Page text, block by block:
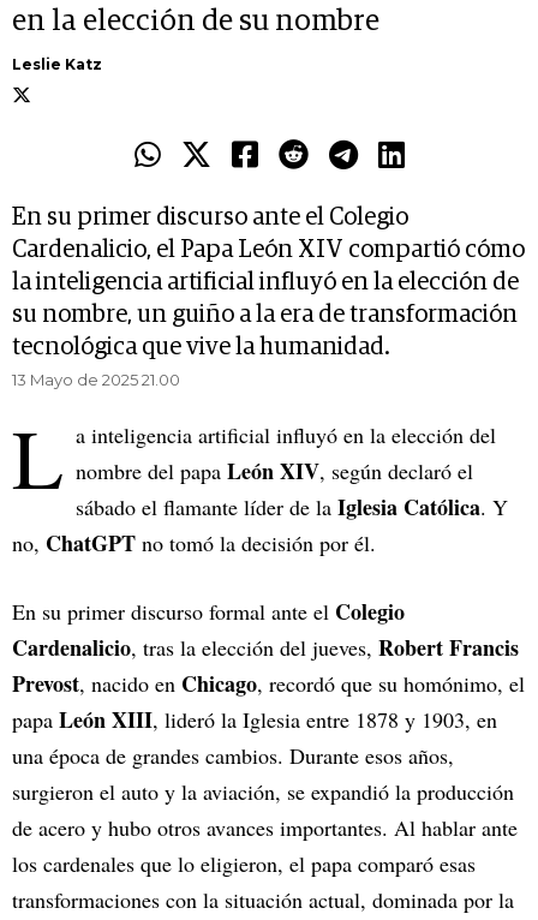
en la elección de su nombre
Leslie Katz
En su primer discurso ante el Colegio
Cardenalicio, el Papa León XIV compartió cómo
la inteligencia artificial influyó en la elección de
su nombre, un guiño a la era de transformación
tecnológica que vive la humanidad.
13 Mayo de 2025 21.00
L a inteligencia artificial influyó en la elección del
nombre del papa León XIV, según declaró el
sábado el flamante líder de la Iglesia Católica. Y
no, ChatGPT no tomó la decisión por él.
En su primer discurso formal ante el Colegio
Cardenalicio, tras la elección del jueves, Robert Francis
Prevost, nacido en Chicago, recordó que su homónimo, el
papa León XIII, lideró la Iglesia entre 1878 y 1903, en
una época de grandes cambios. Durante esos años,
surgieron el auto y la aviación, se expandió la producción
de acero y hubo otros avances importantes. Al hablar ante
los cardenales que lo eligieron, el papa comparó esas
transformaciones con la situación actual, dominada por la